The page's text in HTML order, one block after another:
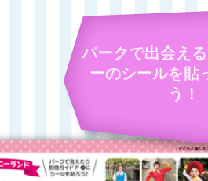
パークで出会え
ーのシールを貼
う！